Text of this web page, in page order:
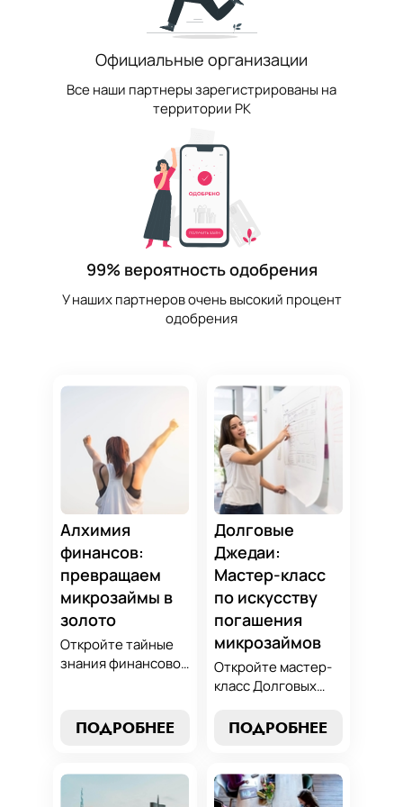
Официальные организации
Все наши партнеры зарегистрированы на
территории РК
99% вероятность одобрения
У наших партнеров очень высокий процент
одобрения
Алхимия
финансов:
превращаем
микрозаймы в
золото
Откройте тайные
знания финансовой
превращать
обязательства по
золотые
возможности.
ПОДРОБНЕЕ
Долговые
Джедаи:
Мастер-класс
по искусству
погашения
микрозаймов
Откройте мастер-
класс Долговых
погашению
финансового
равновесия.
ПОДРОБНЕЕ